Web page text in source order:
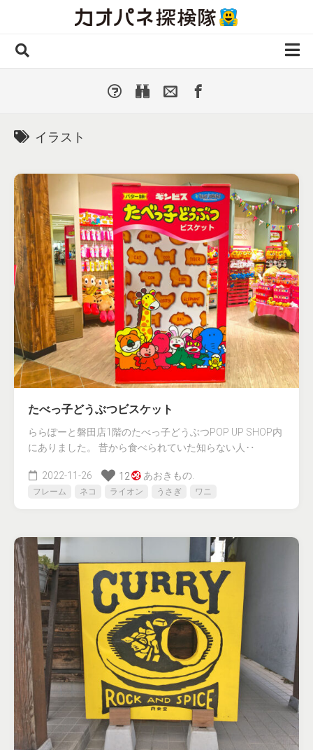
国外・海外
人気カオパネ
投稿する
イラスト
たべっ子どうぶつビスケット
ららぽーと磐田店1階のたべっ子どうぶつPOP UP SHOP内
にありました。 昔から食べられていた知らない人‥
2022-11-26 12 あおきもの.
フレーム ネコ ライオン うさぎ ワニ